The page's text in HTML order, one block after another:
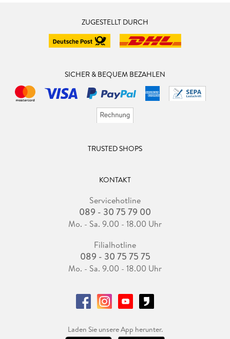
ZUGESTELLT DURCH
SICHER & BEQUEM BEZAHLEN
TRUSTED SHOPS
KONTAKT
Servicehotline
089 - 30 75 79 00
Mo. - Sa. 9.00 - 18.00 Uhr
Filialhotline
089 - 30 75 75 75
Mo. - Sa. 9.00 - 18.00 Uhr
Laden Sie unsere App herunter.